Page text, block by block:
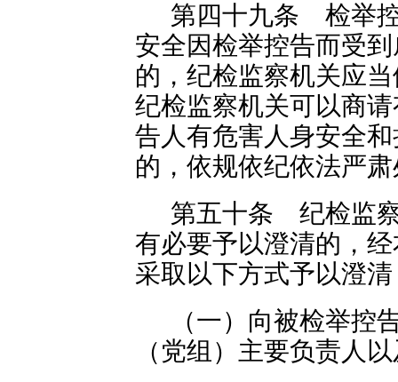
第四十九条 检举
安全因检举控告而受
的，纪检监察机关应
纪检监察机关可以商
告人有危害人身安全
的，依规依纪依法严
第五十条 纪检监
有必要予以澄清的，
采取以下方式予以澄
（一）向被检举控
（党组）主要负责人